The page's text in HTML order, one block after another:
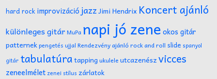
hard rock improvizáció jazzJimi Hendrix Koncert ajánló
különleges gitár MuPa napi jó zene okos gitár
patternekpengetés ujjal Rendezvény ajánló rock and roll slide spanyol
gitár tabulatúratapping ukulele utcazenészvicces
zeneelmélet zenei stílus zárlatok